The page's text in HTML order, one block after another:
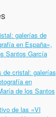
galerías de
en España»,
Santos García
de cristal: galerías
en
de los Santos
de las «VI